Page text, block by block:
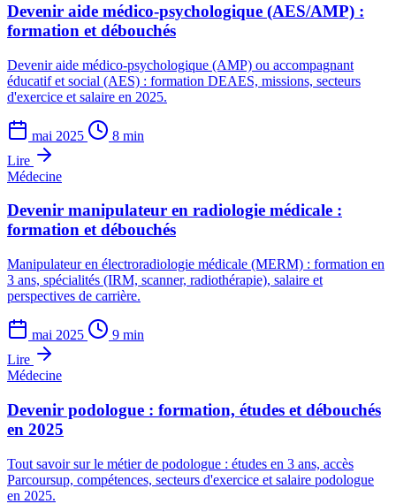
Devenir aide médico-psychologique (AES/AMP) :
formation et débouchés
Devenir aide médico-psychologique (AMP) ou accompagnant
éducatif et social (AES) : formation DEAES, missions, secteurs
d'exercice et salaire en 2025.
mai 2025
8 min
Lire
Médecine
Devenir manipulateur en radiologie médicale :
formation et débouchés
Manipulateur en électroradiologie médicale (MERM) : formation en
3 ans, spécialités (IRM, scanner, radiothérapie), salaire et
perspectives de carrière.
mai 2025
9 min
Lire
Médecine
Devenir podologue : formation, études et débouchés
en 2025
Tout savoir sur le métier de podologue : études en 3 ans, accès
Parcoursup, compétences, secteurs d'exercice et salaire podologue
en 2025.